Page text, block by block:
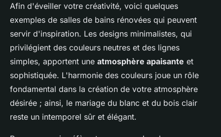
Afin d'éveiller votre créativité, voici quelques
exemples de salles de bains rénovées qui peuvent
servir d'inspiration. Les designs minimalistes, qui
privilégient des couleurs neutres et des lignes
simples, apportent une atmosphère apaisante et
sophistiquée. L'harmonie des couleurs joue un rôle
fondamental dans la création de votre atmosphère
désirée ; ainsi, le mariage du blanc et du bois clair
reste un intemporel sûr et élégant.